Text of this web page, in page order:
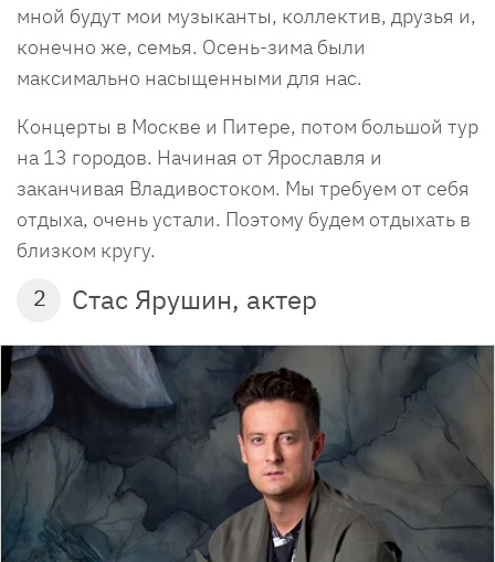
мной будут мои музыканты, коллектив, друзья и,
конечно же, семья. Осень-зима были
максимально насыщенными для нас.
Концерты в Москве и Питере, потом большой тур
на 13 городов. Начиная от Ярославля и
заканчивая Владивостоком. Мы требуем от себя
отдыха, очень устали. Поэтому будем отдыхать в
близком кругу.
2 Стас Ярушин, актер